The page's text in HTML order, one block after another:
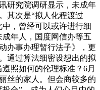
研究院调研显示，未成年
其次是“拟人化程渡过
，曾经可以或许进行细
年人，国度网信办等五
办事办理暂行法子》，更
通过算法细密设想出的拟
照如何的伦理标准？6月
丝的家人。但会商较多的